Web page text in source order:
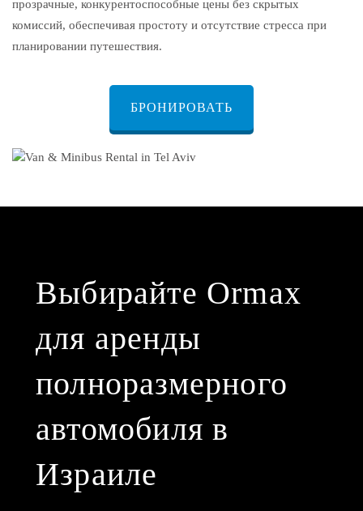
прозрачные, конкурентоспособные цены без скрытых
комиссий, обеспечивая простоту и отсутствие стресса при
планировании путешествия.
БРОНИРОВАТЬ
Выбирайте Ormax
для аренды
полноразмерного
автомобиля в
Израиле